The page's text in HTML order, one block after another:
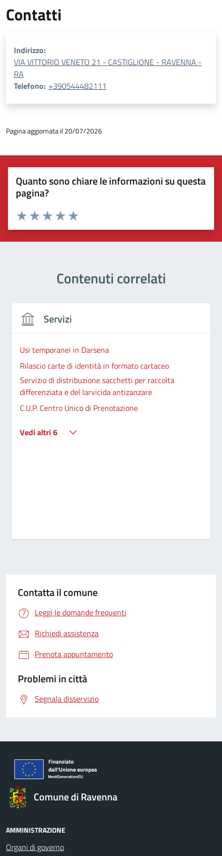
Contatti
Indirizzo:
VIA VITTORIO VENETO 21 - CASTIGLIONE - RAVENNA -
RA
Telefono: +390544482111
Pagina aggiornata il 20/07/2026
Quanto sono chiare le informazioni su questa
pagina?
Valuta 5 stelle su 5
Valuta 4 stelle su 5
Valuta 3 stelle su 5
Valuta 2 stelle su 5
Valuta 1 stelle su 5
Contenuti correlati
Servizi
Usi temporanei in Darsena
Rilascio carte di identità in formato cartaceo
Servizio di distribuzione sacchetti per raccolta
differenziata e del larvicida antizanzare
C.U.P. Centro Unico di Prenotazione
Vedi altri 6
Contatta il comune
Leggi le domande frequenti
Richiedi assistenza
Prenota appuntamento
Problemi in città
Segnala disservizio
Comune di Ravenna
AMMINISTRAZIONE
Organi di governo